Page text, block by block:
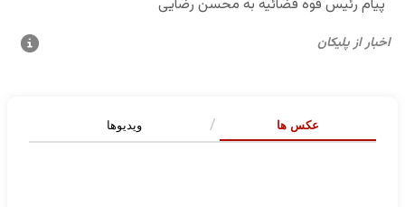
عکس ها ویدیوها